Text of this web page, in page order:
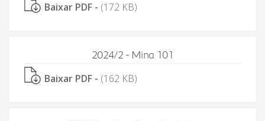
Baixar PDF - (172 KB)
2024/2 - Mina 101
Baixar PDF - (162 KB)